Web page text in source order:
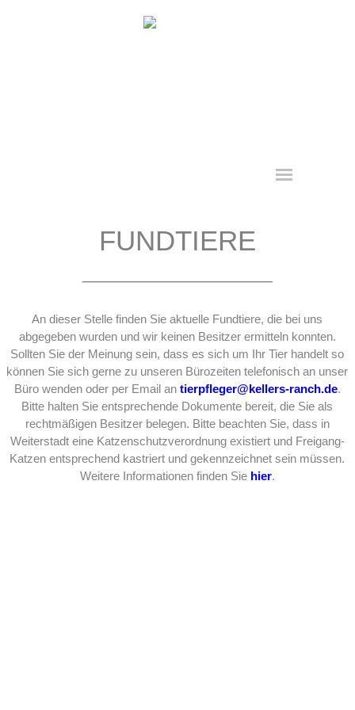
FUNDTIERE
An dieser Stelle finden Sie aktuelle Fundtiere, die bei uns
abgegeben wurden und wir keinen Besitzer ermitteln konnten.
Sollten Sie der Meinung sein, dass es sich um Ihr Tier handelt so
können Sie sich gerne zu unseren Bürozeiten telefonisch an unser
Büro wenden oder per Email an tierpfleger@kellers-ranch.de.
Bitte halten Sie entsprechende Dokumente bereit, die Sie als
rechtmäßigen Besitzer belegen. Bitte beachten Sie, dass in
Weiterstadt eine Katzenschutzverordnung existiert und Freigang-
Katzen entsprechend kastriert und gekennzeichnet sein müssen.
Weitere Informationen finden Sie hier.